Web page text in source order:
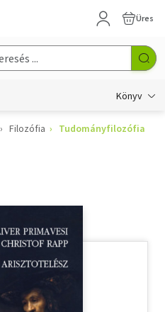
Üres
Könyv
Filozófia Tudományfilozófia